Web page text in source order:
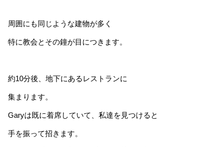
周囲にも同じような建物が多く
特に教会とその鐘が目につきます。
約10分後、地下にあるレストランに
集まります。
Garyは既に着席していて、私達を見つけると
手を振って招きます。